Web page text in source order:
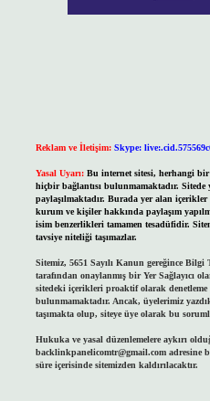
Reklam ve İletişim: Skype:
Yasal Uyarı: Bu internet sitesi, herhangi
hiçbir bağlantısı bulunmamaktadır. Sitede
paylaşılmaktadır. Burada yer alan
kurum ve kişiler hakkında paylaşım
isim benzerlikleri tamamen tesadüfidir.
tavsiye niteliği taşımazlar.
Sitemiz, 5651 Sayılı Kanun gereğince
tarafından onaylanmış bir Yer Sağlayıcı
sitedeki içerikleri proaktif olarak
bulunmamaktadır. Ancak, üyelerimiz
taşımakta olup, siteye üye olarak bu
Hukuka ve yasal düzenlemelere aykırı
backlinkpanelicomtr@gmail.comadresine
süre içerisinde sitemizden kaldırılacaktır.